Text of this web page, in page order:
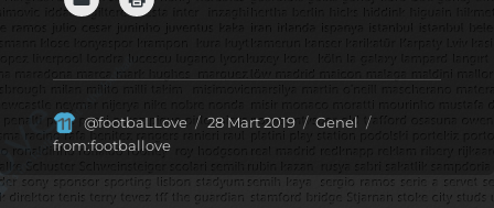
Yazar
@footbaLLove
Yayın
28 Mart 2019 Kategoriler
Genel
from:footballove